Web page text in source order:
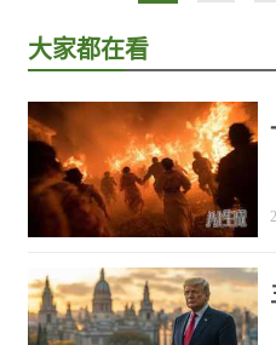
大家都在看